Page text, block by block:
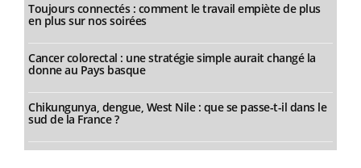
Toujours connectés : comment le travail empiète de plus
en plus sur nos soirées
Cancer colorectal : une stratégie simple aurait changé la
donne au Pays basque
Chikungunya, dengue, West Nile : que se passe-t-il dans le
sud de la France ?